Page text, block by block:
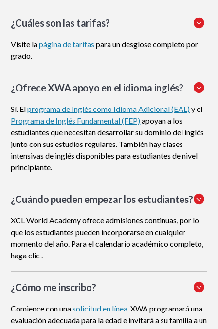
¿Cuáles son las tarifas?
Visite lapágina de tarifas para un desglose completo por
grado.
¿Ofrece XWA apoyo en el idioma inglés?
Sí. Elprograma de Inglés como Idioma Adicional (EAL)y el
Programa de Inglés Fundamental (FEP)apoyan a los
estudiantes que necesitan desarrollar su dominio del inglés
junto con sus estudios regulares. También hay clases
intensivas de inglés disponibles para estudiantes de nivel
principiante.
¿Cuándo pueden empezar los estudiantes?
XCL World Academy ofrece admisiones continuas, por lo
que los estudiantes pueden incorporarse en cualquier
momento del año. Para el calendario académico completo,
haga clic .
¿Cómo me inscribo?
Comience con unasolicitud en línea. XWA programará una
evaluación adecuada para la edad e invitará a su familia a un